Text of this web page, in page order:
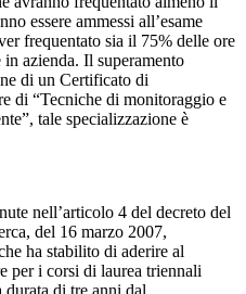
essere ammessi all’esame
frequentato sia il 75% delle ore
azienda. Il superamento
di un Certificato di
di “Tecniche di monitoraggio e
tale specializzazione è
nell’articolo 4 del decreto del
del 16 marzo 2007,
ha stabilito di aderire al
per i corsi di laurea triennali
di tre anni dal